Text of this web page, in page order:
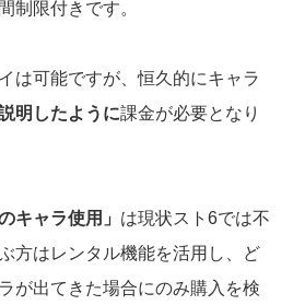
制限付きです。
は可能ですが、恒久的にキャラ
説明したように課金が必要となり
キャラ使用」 は現状スト6では不
方はレンタル機能を活用し、ど
が出てきた場合にのみ購入を検